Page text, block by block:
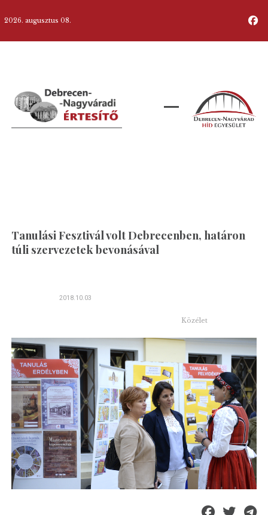
2026. augusztus 08.
Tanulási Fesztivál volt Debrecenben, határon
túli szervezetek bevonásával
2018.10.03
Közélet